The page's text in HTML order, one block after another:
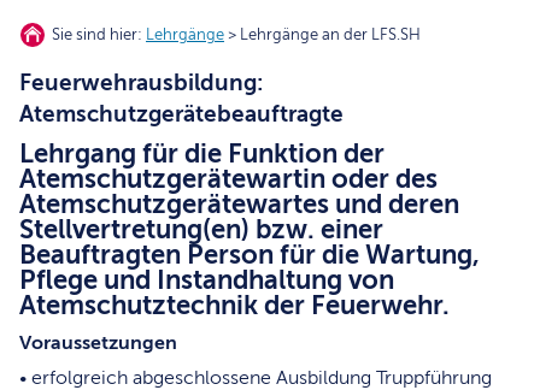
Sie sind hier: Lehrgänge > Lehrgänge an der LFS.SH
Feuerwehrausbildung:
Atemschutzgerätebeauftragte
Lehrgang für die Funktion der
Atemschutzgerätewartin oder des
Atemschutzgerätewartes und deren
Stellvertretung(en) bzw. einer
Beauftragten Person für die Wartung,
Pflege und Instandhaltung von
Atemschutztechnik der Feuerwehr.
Voraussetzungen
• erfolgreich abgeschlossene Ausbildung Truppführung